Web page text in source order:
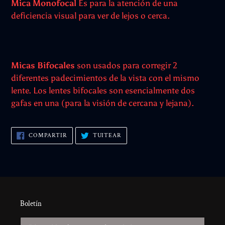
Mica Monofocal Es para la atención de una
deficiencia visual para ver de lejos o cerca.
Micas Bifocales son usados para corregir 2
diferentes padecimientos de la vista con el mismo
lente. Los lentes bifocales son esencialmente dos
gafas en una (para la visión de cercana y lejana).
COMPARTIR COMPARTIR
FACEBOOK
TUITEAR
TWITTER
Boletín